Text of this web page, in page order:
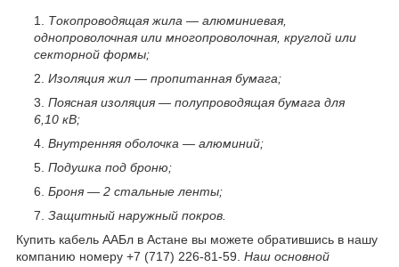
Токопроводящая жила — алюминиевая,
однопроволочная или многопроволочная, круглой или
секторной формы;
Изоляция жил — пропитанная бумага;
Поясная изоляция — полупроводящая бумага для
6,10 кВ;
Внутренняя оболочка — алюминий;
Подушка под броню;
Броня — 2 стальные ленты;
Защитный наружный покров.
Купить кабель ААБл в Астане вы можете обратившись в нашу
компанию номеру +7 (717) 226-81-59. Наш основной